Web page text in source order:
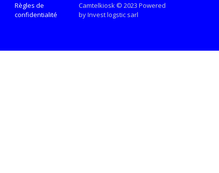
Règles de
confidentialité
Camtelkiosk © 2023 Powered
by Invest logstic sarl